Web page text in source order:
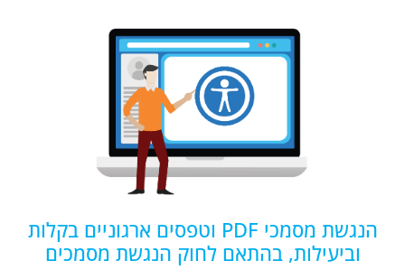
הנגשת מסמכי PDF וטפסים ארגוניים בקלות
וביעילות, בהתאם לחוק הנגשת מסמכים